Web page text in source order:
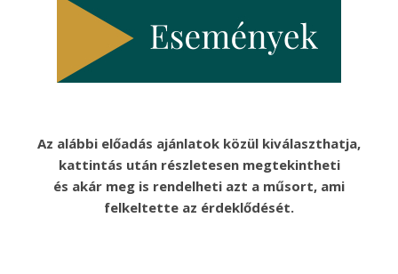
Az alábbi előadás ajánlatok közül kiválaszthatja,
kattintás után részletesen megtekintheti
és akár meg is rendelheti azt a műsort, ami
felkeltette az érdeklődését.